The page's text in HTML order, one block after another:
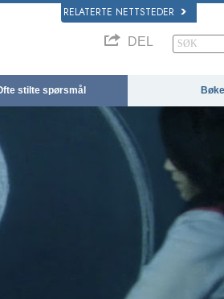
RELATERTE NETTSTEDER
DEL
stilte spørsmål